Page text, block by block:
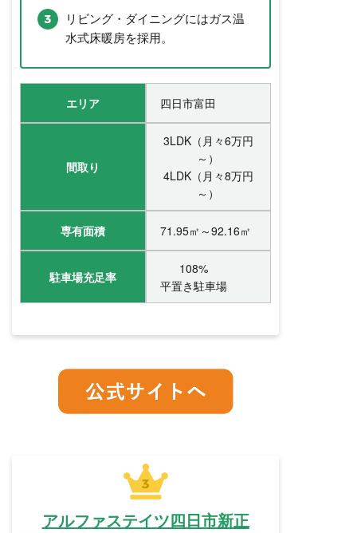
リビング・ダイニングにはガス温
水式床暖房を採用。
エリア 四日市富田
間取り
3LDK（月々6万円
～）
4LDK（月々8万円
～）
専有面積 71.95㎡～92.16㎡
駐車場充足率
108%
平置き駐車場
アルファステイツ四日市新正